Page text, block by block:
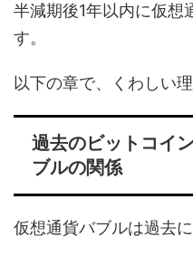
半減期後1年以内に仮想
す。
以下の章で、くわしい
過去のビットコイ
ブルの関係
仮想通貨バブルは過去